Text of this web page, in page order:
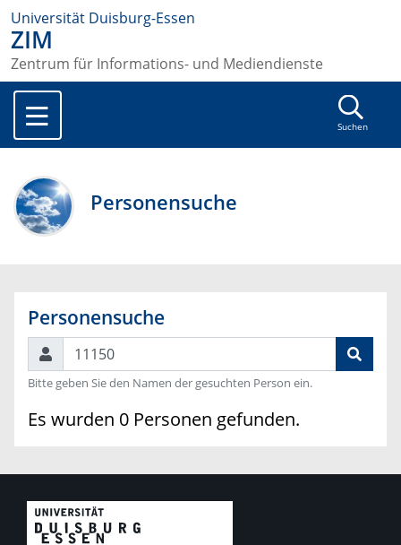
Universität Duisburg-Essen
ZIM
Zentrum für Informations- und Mediendienste
Suchen
Personensuche
Personensuche
Suchen
Bitte geben Sie den Namen der gesuchten Person ein.
Es wurden 0 Personen gefunden.